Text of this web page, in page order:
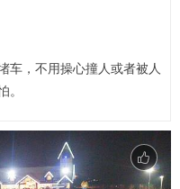
车，不用操心撞人或者被人
。